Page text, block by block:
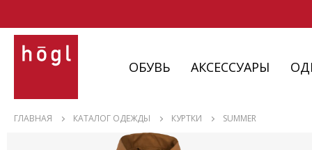
ОБУВЬ АКСЕССУАРЫ
АКСЕССУАРЫ
ОДЕЖДА
ГЛАВНАЯ КАТАЛОГ ОДЕЖДЫ КУРТКИ SUMMER